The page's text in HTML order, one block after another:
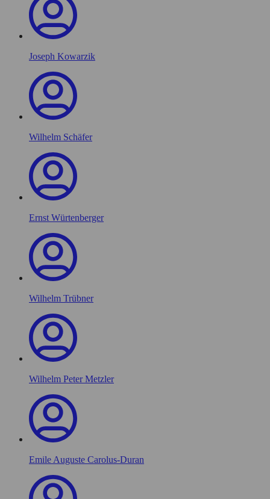
Joseph Kowarzik
Wilhelm Schäfer
Ernst Würtenberger
Wilhelm Trübner
Wilhelm Peter Metzler
Emile Auguste Carolus-Duran